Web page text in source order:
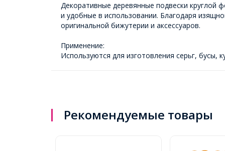
Декоративные деревянные подвески
и удобные в использовании. Благодаря
оригинальной бижутерии и аксессуаров.
Применение:
Используются для изготовления серьг, бусы,
Рекомендуемые товары